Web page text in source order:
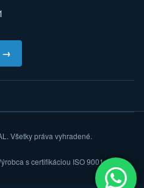
Všetky práva vyhradené.
s certifikáciou ISO 9001